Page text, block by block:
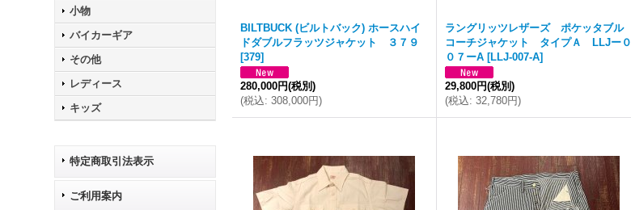
小物
バイカーギア
その他
レディース
キッズ
特定商取引法表示
ご利用案内
BILTBUCK (ビルトバック) ホースハイ
ドダブルフラッツジャケット ３７９
[379]
280,000円(税別)
(税込: 308,000円)
ラングリッツレザーズ ポケッタブル
コーチジャケット タイプＡ LLJー０
０７ーA [LLJ-007-A]
29,800円(税別)
(税込: 32,780円)